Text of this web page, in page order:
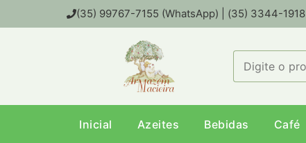
(35) 99767-7155 (WhatsApp) | (35) 3344-1918
Inicial Azeites Bebidas Café